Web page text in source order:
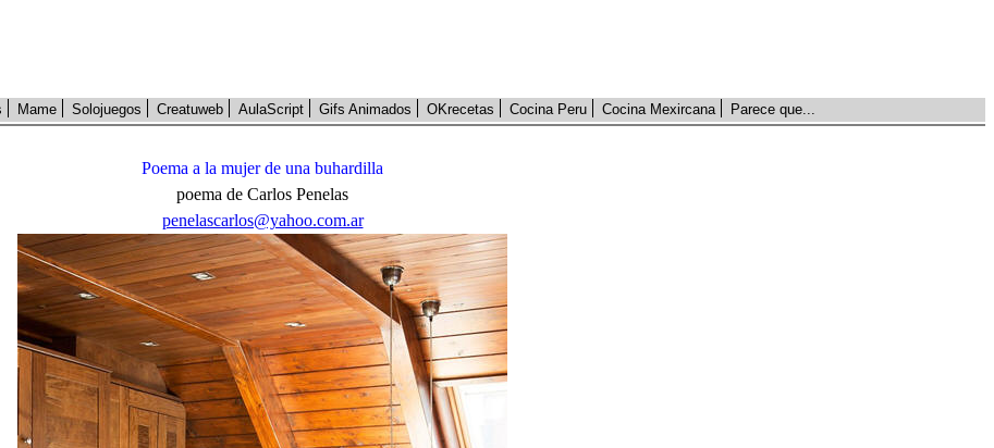
Mame Solojuegos Creatuweb AulaScript Gifs Animados OKrecetas Cocina Peru Cocina Mexircana Parece que...
Poema a la mujer de una buhardilla
poema de Carlos Penelas
penelascarlos@yahoo.com.ar